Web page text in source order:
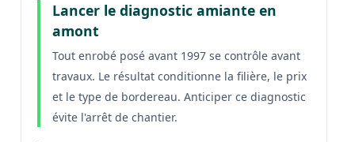
Lancer le diagnostic amiante en
amont
Tout enrobé posé avant 1997 se contrôle avant
travaux. Le résultat conditionne la filière, le prix
et le type de bordereau. Anticiper ce diagnostic
évite l'arrêt de chantier.